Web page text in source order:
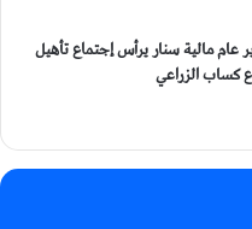
عام مالية سنار يرأس إجتماع تأهيل
كساب الزراعي